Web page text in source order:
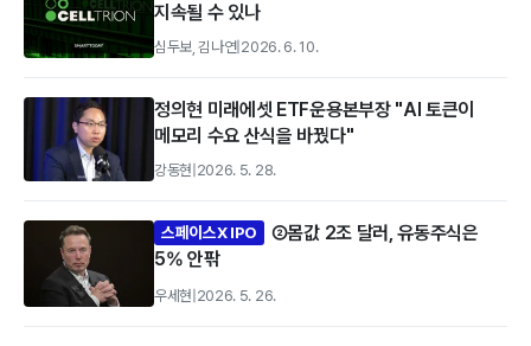
지속될 수 있나
심두보, 김나연| 2026. 6. 10.
정의현 미래에셋 ETF운용본부장 "AI 토큰이
메모리 수요 산식을 바꿨다"
강동현 2026. 5. 28.
스페이스X IPO
②몸값 2조 달러, 유동주식은
5% 안팎
우세현 2026. 5. 26.